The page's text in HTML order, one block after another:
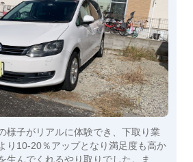
様子がリアルに体験でき、下取り業
り10-20％アップとなり満足度も高か
生んでくれるやり取りでした。ま